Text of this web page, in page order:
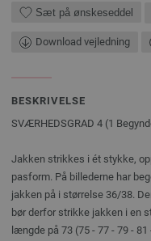
Sæt på ønskeseddel
Download vejledning
BESKRIVELSE
SVÆRHEDSGRAD 4 (1
Jakken strikkes i ét stykke,
pasform. På billederne har
jakken på i størrelse 36/38.
bør derfor strikke jakken i en
længde på 73 (75 - 77 - 79 -